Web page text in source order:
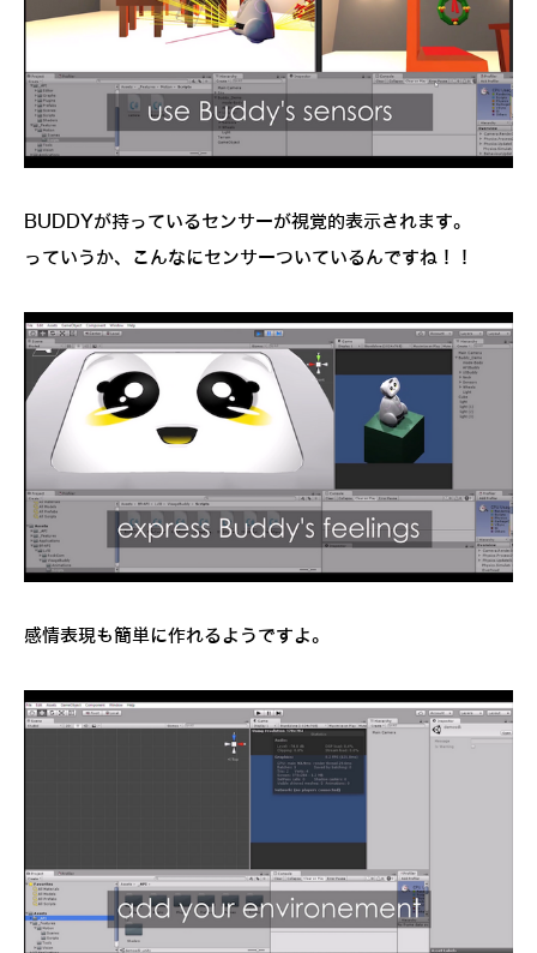
BUDDYが持っているセンサーが視覚的表示されます。
っていうか、こんなにセンサーついているんですね！！
感情表現も簡単に作れるようですよ。